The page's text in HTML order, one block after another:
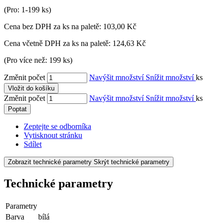
(Pro: 1-199 ks)
Cena bez DPH za ks na paletě: 103,00 Kč
Cena včetně DPH za ks na paletě: 124,63 Kč
(Pro více než: 199 ks)
Změnit počet Navýšit množství Snížit množstvíks
Vložit do košíku
Změnit počet Navýšit množství Snížit množstvíks
Poptat
Zeptejte se odborníka
Vytisknout stránku
Sdílet
Zobrazit technické parametry Skrýt technické parametry
Technické parametry
Parametry
Barva
bílá